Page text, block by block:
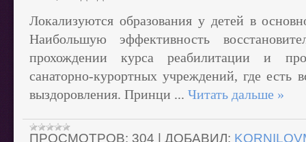
Локализуются образования у детей в
Наибольшую эффективность
прохождении курса реабилитации и
санаторно-курортных учреждений, где есть
выздоровления. Принци ... Читать дальше »
ПРОСМОТРОВ: 304 ДОБАВИЛ: